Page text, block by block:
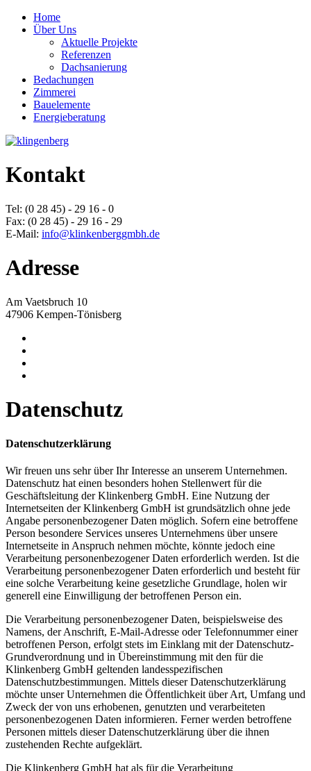
Home
Über Uns
Aktuelle Projekte
Referenzen
Dachsanierung
Bedachungen
Zimmerei
Bauelemente
Energieberatung
Kontakt
Tel: (0 28 45) - 29 16 - 0
Fax: (0 28 45) - 29 16 - 29
E-Mail: info@klinkenberggmbh.de
Adresse
Am Vaetsbruch 10
47906 Kempen-Tönisberg
Datenschutz
Datenschutzerklärung
Wir freuen uns sehr über Ihr Interesse an unserem Unternehmen.
Datenschutz hat einen besonders hohen Stellenwert für die
Geschäftsleitung der Klinkenberg GmbH. Eine Nutzung der
Internetseiten der Klinkenberg GmbH ist grundsätzlich ohne jede
Angabe personenbezogener Daten möglich. Sofern eine betroffene
Person besondere Services unseres Unternehmens über unsere
Internetseite in Anspruch nehmen möchte, könnte jedoch eine
Verarbeitung personenbezogener Daten erforderlich werden. Ist die
Verarbeitung personenbezogener Daten erforderlich und besteht für
eine solche Verarbeitung keine gesetzliche Grundlage, holen wir
generell eine Einwilligung der betroffenen Person ein.
Die Verarbeitung personenbezogener Daten, beispielsweise des
Namens, der Anschrift, E-Mail-Adresse oder Telefonnummer einer
betroffenen Person, erfolgt stets im Einklang mit der Datenschutz-
Grundverordnung und in Übereinstimmung mit den für die
Klinkenberg GmbH geltenden landesspezifischen
Datenschutzbestimmungen. Mittels dieser Datenschutzerklärung
möchte unser Unternehmen die Öffentlichkeit über Art, Umfang und
Zweck der von uns erhobenen, genutzten und verarbeiteten
personenbezogenen Daten informieren. Ferner werden betroffene
Personen mittels dieser Datenschutzerklärung über die ihnen
zustehenden Rechte aufgeklärt.
Die Klinkenberg GmbH hat als für die Verarbeitung